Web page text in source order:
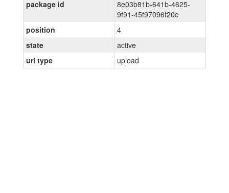
package id
8e03b81b-641b-4625-
9f91-45f97096f20c
position
4
state
active
url type
upload